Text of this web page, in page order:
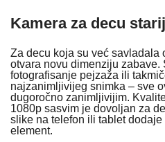
Kamera za decu
Za decu koja su već savladala
otvara novu dimenziju
fotografisanje pejzaža ili
najzanimljivijeg snimka – sve
dugoročno zanimljivijim.
1080p sasvim je dovoljan za
slike na telefon ili tablet
element.